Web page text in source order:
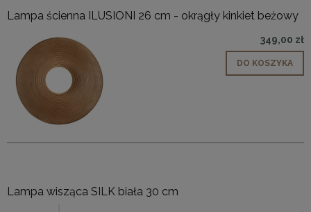
Lampa ścienna ILUSIONI 26 cm - okrągły kinkiet beżowy
349,00 zł
DO KOSZYKA
Lampa wisząca SILK biała 30 cm